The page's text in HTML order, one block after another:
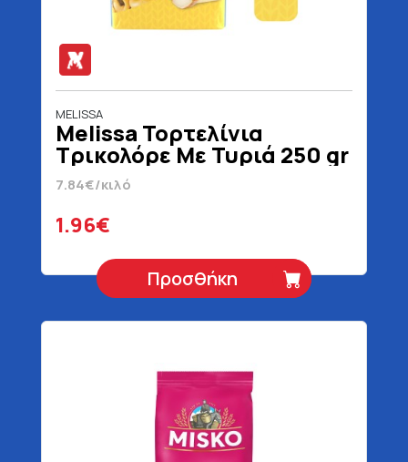
MELISSA
Melissa Τορτελίνια
Τρικολόρε Με Τυριά 250 gr
7.84€/κιλό
1.96€
Προσθήκη